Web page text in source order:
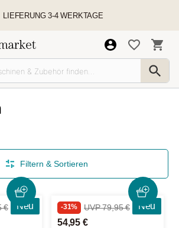
LIEFERUNG 3-4 WERKTAGE
Filtern & Sortieren
Neu
€ Neu
-31% UVP 79,95 €
54,95 €